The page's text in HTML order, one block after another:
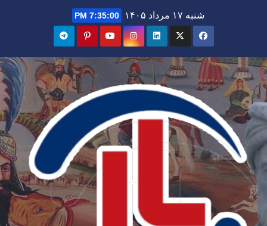
شنبه ۱۷ مرداد ۱۴۰۵ 7:35:02 PM